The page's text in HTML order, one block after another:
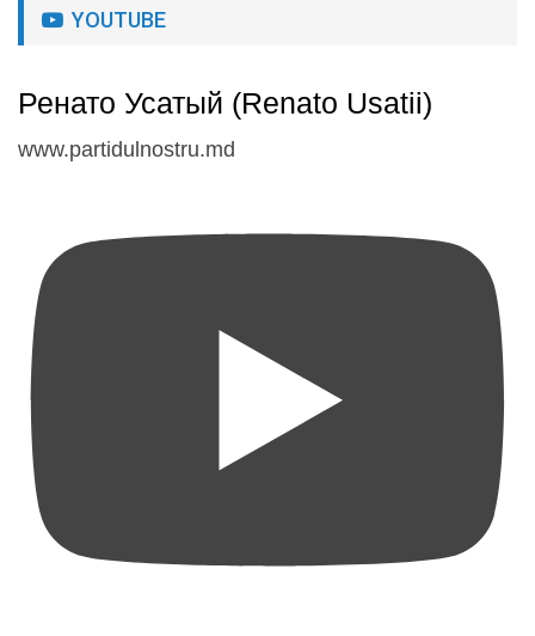
YOUTUBE
Ренато Усатый (Renato Usatii)
www.partidulnostru.md